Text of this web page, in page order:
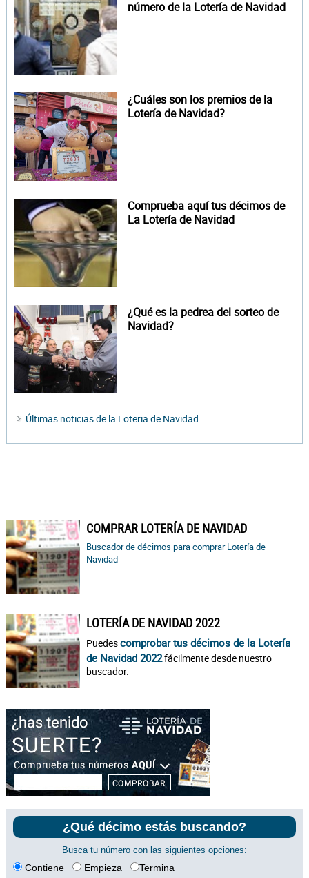
número de la Lotería de Navidad
¿Cuáles son los premios de la
Lotería de Navidad?
Comprueba aquí tus décimos de
La Lotería de Navidad
¿Qué es la pedrea del sorteo de
Navidad?
Últimas noticias de la Loteria de Navidad
COMPRAR LOTERÍA DE NAVIDAD
Buscador de décimos para comprar Lotería de
Navidad
LOTERÍA DE NAVIDAD 2022
Puedescomprobar tus décimos de la Lotería
de Navidad 2022fácilmente desde nuestro
buscador.
¿Qué décimo estás buscando?
Busca tu número con las siguientes opciones:
Contiene Empieza Termina